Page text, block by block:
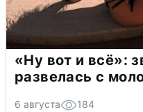
«Ну вот и всё»:
развелась с
6 августа 184